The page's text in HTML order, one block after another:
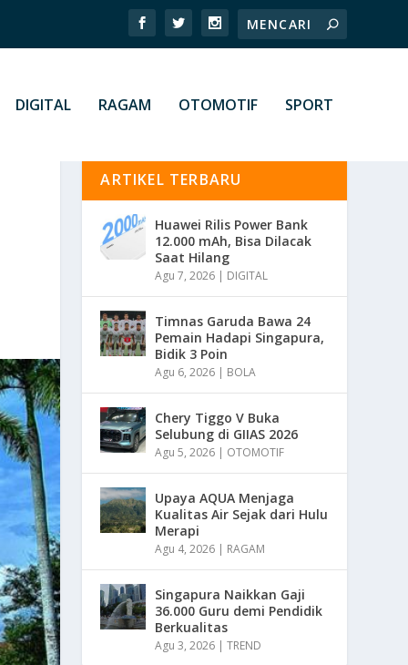
DIGITAL RAGAM OTOMOTIF SPORT
ARTIKEL TERBARU
Huawei Rilis Power Bank
12.000 mAh, Bisa Dilacak
Saat Hilang
Agu 7, 2026 | DIGITAL
Timnas Garuda Bawa 24
Pemain Hadapi Singapura,
Bidik 3 Poin
Agu 6, 2026 | BOLA
Chery Tiggo V Buka
Selubung di GIIAS 2026
Agu 5, 2026 | OTOMOTIF
Upaya AQUA Menjaga
Kualitas Air Sejak dari Hulu
Merapi
Agu 4, 2026 | RAGAM
Singapura Naikkan Gaji
36.000 Guru demi Pendidik
Berkualitas
Agu 3, 2026 |TREND